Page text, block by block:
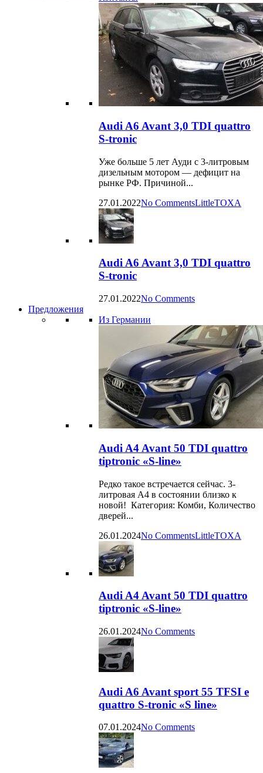
Audi A6 Avant 3,0 TDI quattro
S-tronic
Уже больше 5 лет Ауди с 3-литровым
дизельным мотором — дефицит на
рынке РФ. Причиной...
27.01.2022No CommentsLittleTOXA
Audi A6 Avant 3,0 TDI quattro
S-tronic
27.01.2022No Comments
Предложения
Из Германии
Audi A4 Avant 50 TDI quattro
tiptronic «S-line»
Редко такое встречается сейчас. 3-
литровая А4 в состоянии близко к
новой! Категория: Комби, Количество
дверей...
26.01.2024No CommentsLittleTOXA
Audi A4 Avant 50 TDI quattro
tiptronic «S-line»
26.01.2024No Comments
Audi A6 Avant sport 55 TFSI e
quattro S-tronic «S line»
07.01.2024No Comments